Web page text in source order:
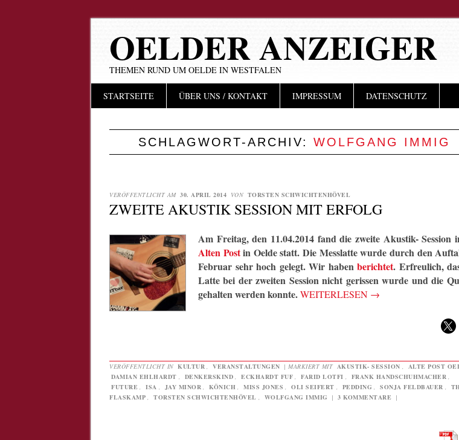
OELDER ANZEIGER
THEMEN RUND UM OELDE IN WESTFALEN
Hauptmenü
InhaltSTARTSEITE ÜBER UNS / KONTAKT IMPRESSUM DATENSCHUTZ
SCHLAGWORT-ARCHIV:WOLFGANG IMMIG
VERÖFFENTLICHT AM 30. APRIL 2014 VON TORSTEN SCHWICHTENHÖVEL
ZWEITE AKUSTIK SESSION MIT ERFOLG
Am Freitag, den 11.04.2014 fand die zweite Akustik- Session
Alten Postin Oelde statt. Die Messlatte wurde durch den
Februar sehr hoch gelegt. Wir habenberichtet. Erfreulich,
Latte bei der zweiten Session nicht gerissen wurde und die
gehalten werden konnte.WEITERLESEN →
VERÖFFENTLICHT IN KULTUR VERANSTALTUNGEN | MARKIERT MIT AKUSTIK- SESSION ALTE POST
DAMIAN EHLHARDT
DENKERSKIND ECKHARDT FUF FARID LOTFI FRANK HANDSCHUHMACHER
FUTURE
ISA JAY MINOR KÖNICH MISS JONES OLI SEIFERT PEDDING SONJA FELDBAUER
FLASKAMP
TORSTEN SCHWICHTENHÖVEL WOLFGANG IMMIG | 3 KOMMENTARE |